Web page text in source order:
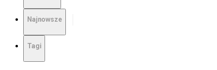
Najnowsze
Tagi